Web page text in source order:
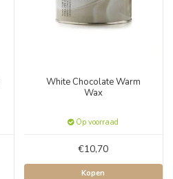
White Chocolate Warm
Wax
Op voorraad
€10,70
Kopen